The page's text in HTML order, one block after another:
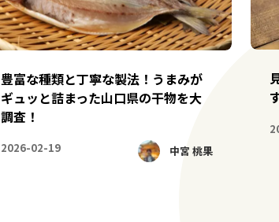
豊富な種類と丁寧な製法！うまみが
ギュッと詰まった山口県の干物を大
調査！
2026-02-19 中宮 桃果